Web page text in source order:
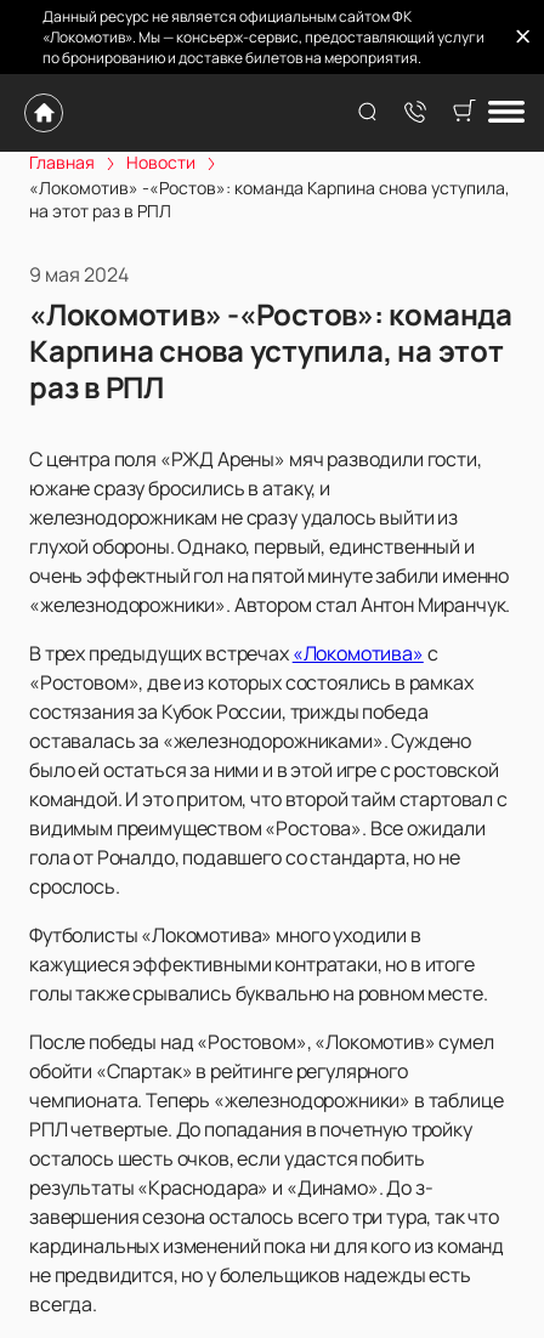
Данный ресурс не является официальным сайтом ФК
«Локомотив». Мы — консьерж-сервис, предоставляющий услуги
по бронированию и доставке билетов на мероприятия.
Главная
Новости
«Локомотив» -«Ростов»: команда Карпина снова уступила,
на этот раз в РПЛ
9 мая 2024
«Локомотив» -«Ростов»: команда
Карпина снова уступила, на этот
раз в РПЛ
С центра поля «РЖД Арены» мяч разводили гости,
южане сразу бросились в атаку, и
железнодорожникам не сразу удалось выйти из
глухой обороны. Однако, первый, единственный и
очень эффектный гол на пятой минуте забили именно
«железнодорожники». Автором стал Антон Миранчук.
В трех предыдущих встречах«Локомотива»с
«Ростовом», две из которых состоялись в рамках
состязания за Кубок России, трижды победа
оставалась за «железнодорожниками». Суждено
было ей остаться за ними и в этой игре с ростовской
командой. И это притом, что второй тайм стартовал с
видимым преимуществом «Ростова». Все ожидали
гола от Роналдо, подавшего со стандарта, но не
срослось.
Футболисты «Локомотива» много уходили в
кажущиеся эффективными контратаки, но в итоге
голы также срывались буквально на ровном месте.
После победы над «Ростовом», «Локомотив» сумел
обойти «Спартак» в рейтинге регулярного
чемпионата. Теперь «железнодорожники» в таблице
РПЛ четвертые. До попадания в почетную тройку
осталось шесть очков, если удастся побить
результаты «Краснодара» и «Динамо». До з-
завершения сезона осталось всего три тура, так что
кардинальных изменений пока ни для кого из команд
не предвидится, но у болельщиков надежды есть
всегда.